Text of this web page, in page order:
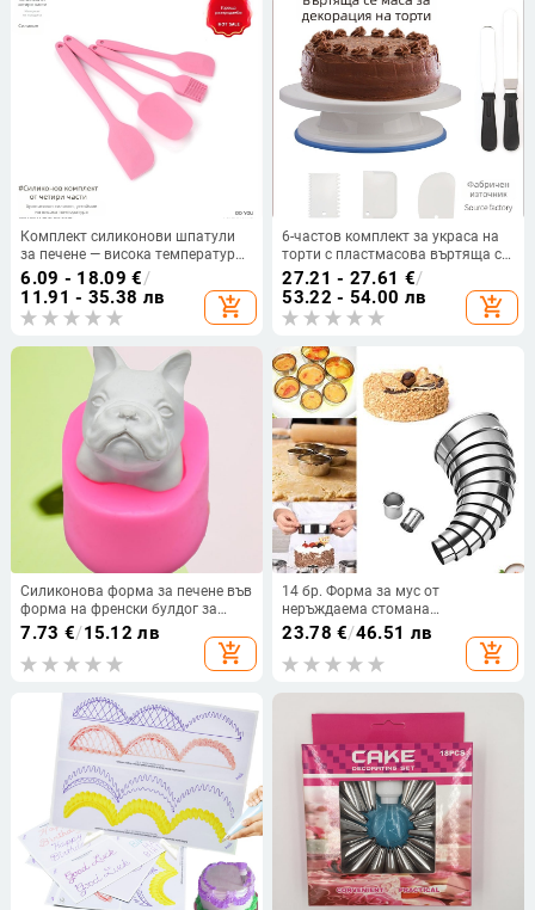
Комплект силиконови шпатули
за печене — висока температура,
за крем и торти; включва голяма
и малка шпатула, четка за масло
и метална лопатка
6.09 - 18.09 €/
11.91 - 35.38 лв
add_shopping_cart
6-частов комплект за украса на
торти с пластмасова въртяща се
платформа
27.21 - 27.61 €/
53.22 - 54.00 лв
add_shopping_cart
Силиконова форма за печене във
форма на френски булдог за
торти и шоколад
7.73 €/15.12 лв
add_shopping_cart
14 бр. Форма за мус от
неръждаема стомана
Инструмент за рязане на тесто с
кръгла форма Резци за бисквити
Кръгли резачки за сладкиши
23.78 €/46.51 лв
add_shopping_cart